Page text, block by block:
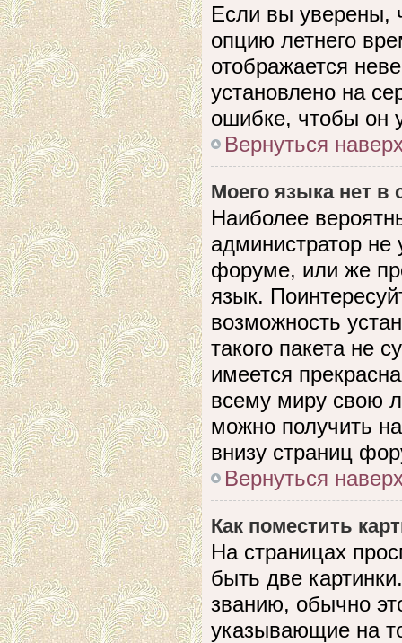
Если вы уверены,
опцию летнего
отображается
установлено на
ошибке, чтобы он
Вернуться
Моего языка нет в
Наиболее
администратор не
форуме, или же
язык.
возможность
такого пакета не
имеется
всему миру свою
можно получить
внизу страниц
Вернуться
Как поместить
На страницах
быть две
званию, обычно
указывающие на